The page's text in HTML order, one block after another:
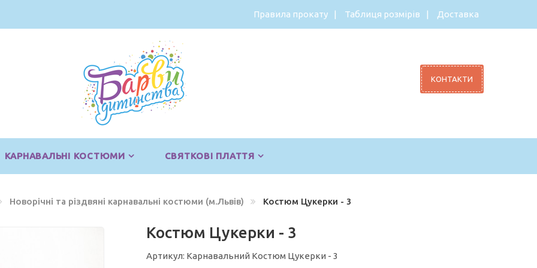
Правила прокату Таблиця розмірів Доставка
КОНТАКТИ
КАРНАВАЛЬНІ КОСТЮМИ СВЯТКОВІ ПЛАТТЯ
Новорічні та різдвяні карнавальні костюми (м.Львів) Костюм Цукерки - 3
Костюм Цукерки - 3
Артикул: Карнавальний Костюм Цукерки - 3